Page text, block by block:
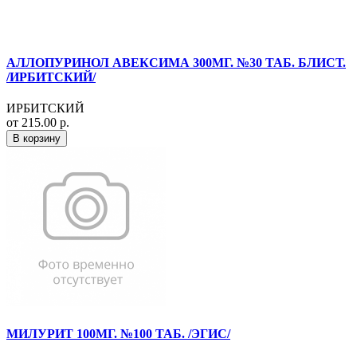
АЛЛОПУРИНОЛ АВЕКСИМА 300МГ. №30 ТАБ. БЛИСТ.
/ИРБИТСКИЙ/
ИРБИТСКИЙ
от 215.00 р.
В корзину
МИЛУРИТ 100МГ. №100 ТАБ. /ЭГИС/